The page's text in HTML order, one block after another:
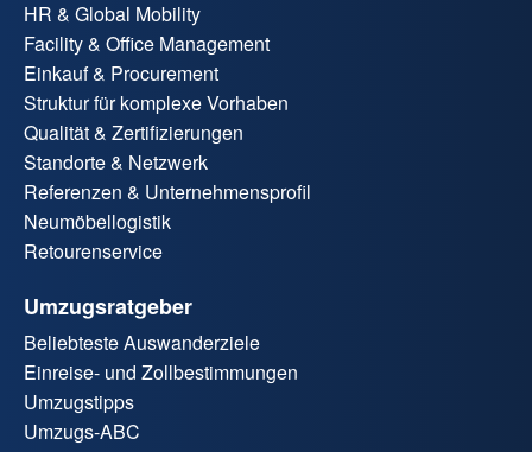
HR & Global Mobility
Facility & Office Management
Einkauf & Procurement
Struktur für komplexe Vorhaben
Qualität & Zertifizierungen
Standorte & Netzwerk
Referenzen & Unternehmensprofil
Neumöbellogistik
Retourenservice
Umzugsratgeber
Beliebteste Auswanderziele
Einreise- und Zollbestimmungen
Umzugstipps
Umzugs-ABC